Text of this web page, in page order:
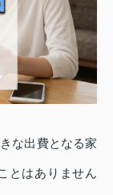
な出費となる家
とはありません